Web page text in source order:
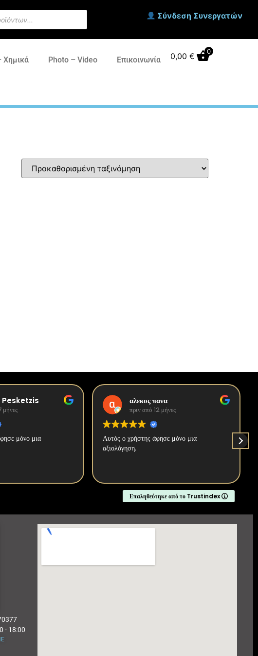
Σύνδεση Συνεργατών
Χημικά Photo – Video Επικοινωνία 0,00 € 0
μήνες
μόνο μια
αλεκος πανα
πριν από 12 μήνες
Αυτός ο χρήστης άφησε μόνο μια
αξιολόγηση.
Επαληθεύτηκε από το Trustindex
- 18:00